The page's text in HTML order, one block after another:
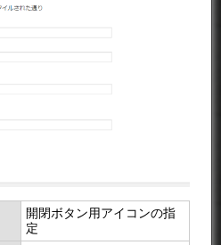
開閉ボタン用アイコンの指
定